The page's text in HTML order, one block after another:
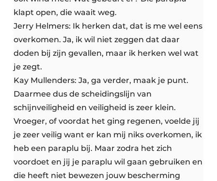
klapt open, die waait weg.
Jerry Helmers: Ik herken dat, dat is me wel eens
overkomen. Ja, ik wil niet zeggen dat daar
doden bij zijn gevallen, maar ik herken wel wat
je zegt.
Kay Mullenders: Ja, ga verder, maak je punt.
Daarmee dus de scheidingslijn van
schijnveiligheid en veiligheid is zeer klein.
Vroeger, of voordat het ging regenen, voelde jij
je zeer veilig want er kan mij niks overkomen, ik
heb een paraplu bij. Maar zodra het zich
voordoet en jij je paraplu wil gaan gebruiken en
die heeft niet bewezen jouw bescherming